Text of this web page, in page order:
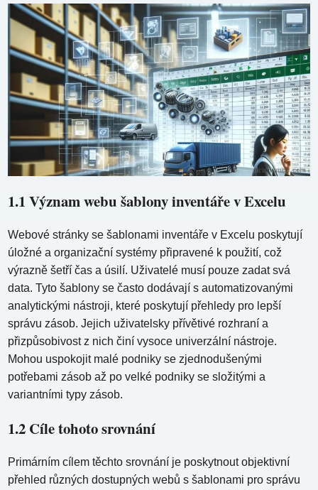
1.1 Význam webu šablony inventáře v Excelu
Webové stránky se šablonami inventáře v Excelu poskytují
úložné a organizační systémy připravené k použití, což
výrazně šetří čas a úsilí. Uživatelé musí pouze zadat svá
data. Tyto šablony se často dodávají s automatizovanými
analytickými nástroji, které poskytují přehledy pro lepší
správu zásob. Jejich uživatelsky přívětivé rozhraní a
přizpůsobivost z nich činí vysoce univerzální nástroje.
Mohou uspokojit malé podniky se zjednodušenými
potřebami zásob až po velké podniky se složitými a
variantními typy zásob.
1.2 Cíle tohoto srovnání
Primárním cílem těchto srovnání je poskytnout objektivní
přehled různých dostupných webů s šablonami pro správu